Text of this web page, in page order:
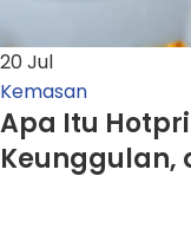
20Jul
Kemasan
Apa Itu
Keunggulan,